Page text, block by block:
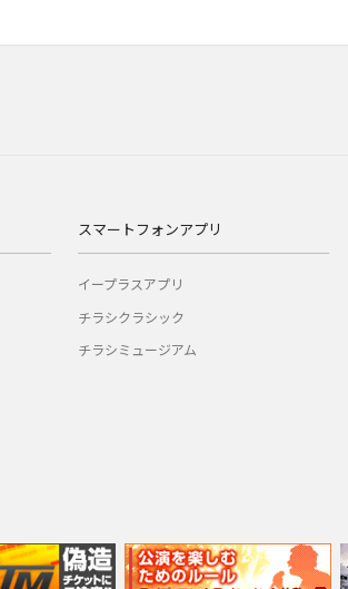
スマートフォンアプリ
イープラスアプリ
チラシクラシック
チラシミュージアム